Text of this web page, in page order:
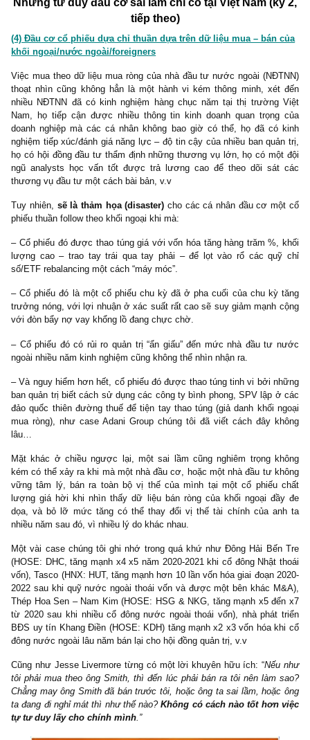
Vậy mà chúng ta thấy phổ biến như thế nào khi mà mỗi ngày,
có hàng nghìn, thậm chí hàng vạn những nhà đầu cơ cá nhân
đầu cơ trong khi cứ tưởng mình đang đầu tư (2) trong khi
thức và kĩ năng cần thiết, lại đầu cơ một cách nghiêm túc để
chí vay nợ – vào việc đầu cơ nhiều hơn số mà họ có thể
được…
Những tư duy đầu cơ sai lầm chỉ có tại Việt Nam
tiếp theo)
(4) Đầu cơ cổ phiếu dựa chỉ thuần dựa trên dữ liệu mua – bán
khối ngoại/nước ngoài/foreigners
Việc mua theo dữ liệu mua ròng của nhà đầu tư nước ngoài
thoạt nhìn cũng không hẳn là một hành vi kém thông minh,
nhiều NĐTNN đã có kinh nghiệm hàng chục năm tại thị
Nam, họ tiếp cận được nhiều thông tin kinh doanh quan
doanh nghiệp mà các cá nhân không bao giờ có thể, họ đã
họ có hội đồng đầu tư thẩm định những thương vụ lớn, họ có
ngũ analysts học vấn tốt được trả lương cao để theo dõi
thương vụ đầu tư một cách bài bản, v.v
Tuy nhiên, sẽ là thảm họa (disaster)cho các cá nhân đầu cơ
– Cổ phiếu đó được thao túng giá với vốn hóa tăng hàng trăm
lượng cao – trao tay trái qua tay phải – để lọt vào rổ các
số/ETF rebalancing một cách “máy móc”.
trưởng nóng, với lợi nhuận ở xác suất rất cao sẽ suy giảm mạnh
với đòn bẩy nợ vay khổng lồ đang chực chờ.
– Cổ phiếu đó có rủi ro quản trị “ẩn giấu” đến mức nhà đầu tư
ngoài nhiều năm kinh nghiệm cũng không thể nhìn nhận ra.
– Và nguy hiểm hơn hết, cổ phiếu đó được thao túng tinh vi bởi
ban quản trị biết cách sử dụng các công ty bình phong, SPV lập
đảo quốc thiên đường thuế để tiện tay thao túng (giả danh khối
mua ròng), như case Adani Group chúng tôi đã viết cách đây
lâu…
Mặt khác ở chiều ngược lại, một sai lầm cũng nghiêm trọng
kém có thể xảy ra khi mà một nhà đầu cơ, hoặc một nhà đầu tư
vững tâm lý, bán ra toàn bộ vị thế của mình tại một cổ phiếu
lượng giá hời khi nhìn thấy dữ liệu bán ròng của khối ngoại
dọa, và bỏ lỡ mức tăng có thể thay đổi vị thế tài chính của
nhiều năm sau đó, vì nhiều lý do khác nhau.
Một vài case chúng tôi ghi nhớ trong quá khứ như Đông Hải